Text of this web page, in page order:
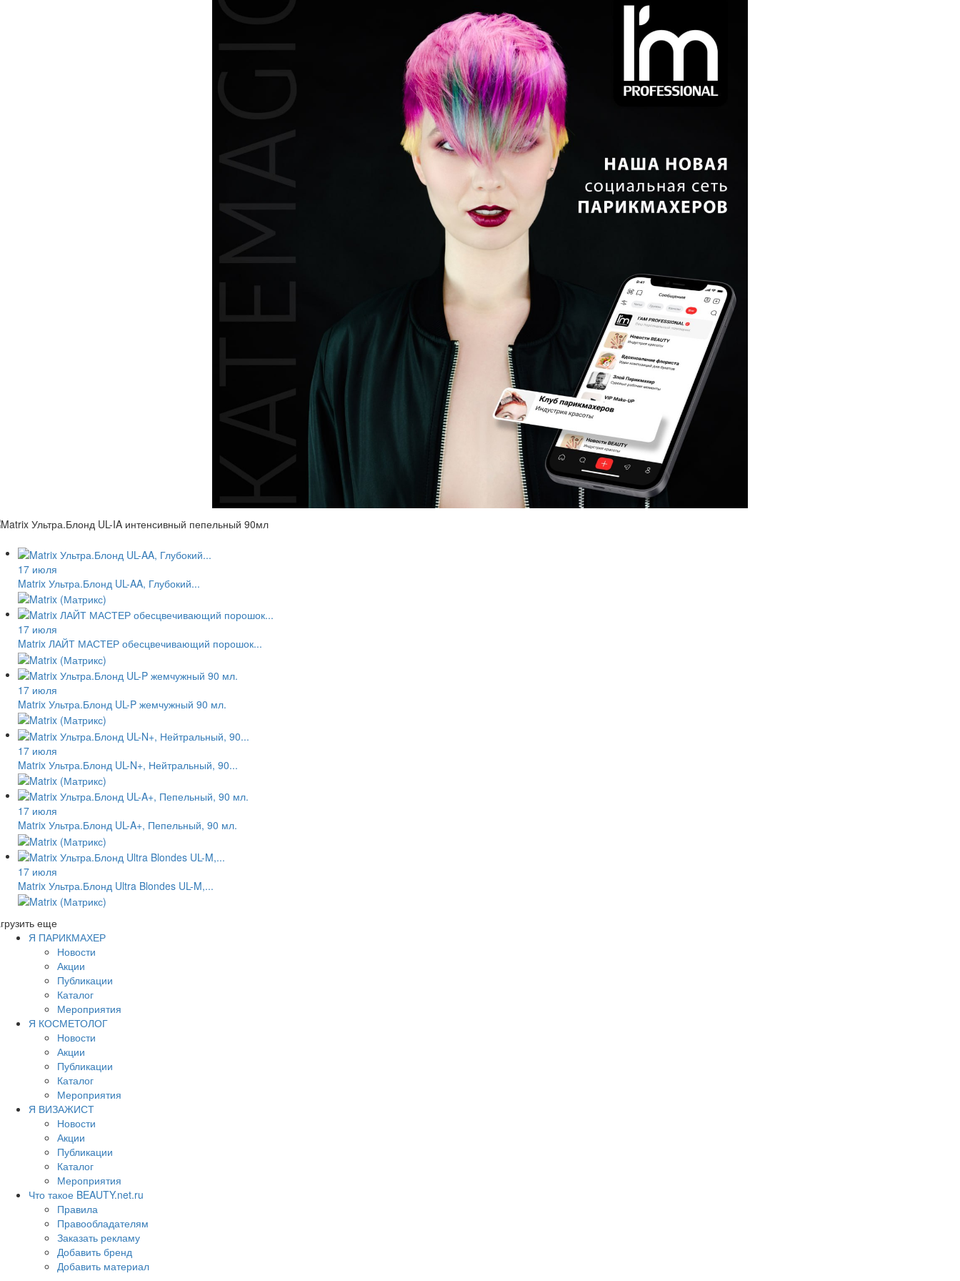
17 июля
Matrix Ультра.Блонд UL-AA, Глубокий...
17 июля
Matrix ЛАЙТ МАСТЕР обесцвечивающий порошок...
17 июля
Matrix Ультра.Блонд UL-P жемчужный 90 мл.
17 июля
Matrix Ультра.Блонд UL-N+, Нейтральный, 90...
17 июля
Matrix Ультра.Блонд UL-A+, Пепельный, 90 мл.
17 июля
Matrix Ультра.Блонд Ultra Blondes UL-M,...
еще
Я ПАРИКМАХЕР
Новости
Акции
Публикации
Каталог
Мероприятия
Я КОСМЕТОЛОГ
Новости
Акции
Публикации
Каталог
Мероприятия
Я ВИЗАЖИСТ
Новости
Акции
Публикации
Каталог
Мероприятия
Что такое BEAUTY.net.ru
Правила
Правообладателям
Заказать рекламу
Добавить бренд
Добавить материал